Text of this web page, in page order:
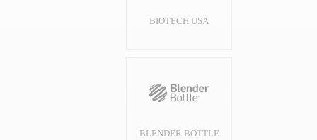
BIOTECH USA
BLENDER BOTTLE